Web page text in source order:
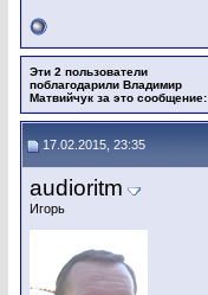
Эти 2 пользователи
поблагодарили Владимир
Матвийчук за это сообщение:
17.02.2015, 23:35
audioritm
Игорь